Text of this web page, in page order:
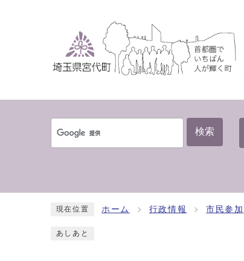
検索
現在位置 ホーム 行政情報 市民参加
あしあと